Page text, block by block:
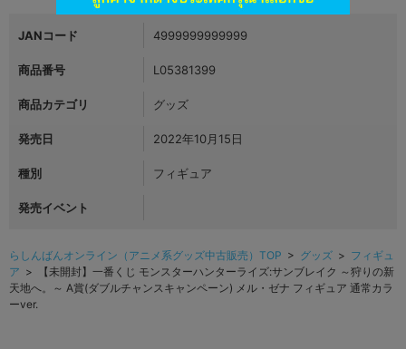
JANコード 4999999999999
商品番号 L05381399
商品カテゴリ グッズ
発売日 2022年10月15日
種別 フィギュア
発売イベント
らしんばんオンライン（アニメ系グッズ中古販売）TOP > グッズ > フィギュ
ア > 【未開封】一番くじ モンスターハンターライズ:サンブレイク ～狩りの新
天地へ。～ A賞(ダブルチャンスキャンペーン) メル・ゼナ フィギュア 通常カラ
ーver.